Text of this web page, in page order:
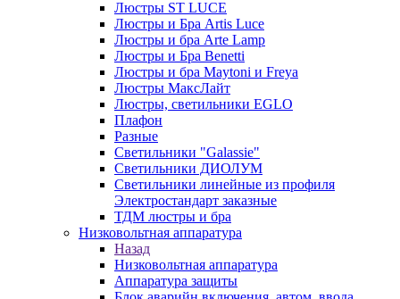
Люстры ST LUCE
Люстры и Бра Artis Luce
Люстры и бра Arte Lamp
Люстры и Бра Benetti
Люстры и бра Maytoni и Freya
Люстры МаксЛайт
Люстры, светильники EGLO
Плафон
Разные
Светильники "Galassie"
Светильники ДИОЛУМ
Светильники линейные из профиля
Электростандарт заказные
ТДМ люстры и бра
Низковольтная аппаратура
Назад
Низковольтная аппаратура
Аппаратура защиты